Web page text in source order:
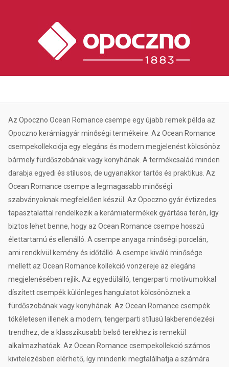
Az Opoczno Ocean Romance csempe egy újabb remek példa az
Opoczno kerámiagyár minőségi termékeire. Az Ocean Romance
csempekollekciója egy elegáns és modern megjelenést kölcsönöz
bármely fürdőszobának vagy konyhának. A termékcsalád minden
darabja egyedi és stílusos, de ugyanakkor tartós és praktikus. Az
Ocean Romance csempe a legmagasabb minőségi
szabványoknak megfelelően készül. Az Opoczno gyár évtizedes
tapasztalattal rendelkezik a kerámiatermékek gyártása terén, így
biztos lehet benne, hogy az Ocean Romance csempe hosszú
élettartamú és ellenálló. A csempe anyaga minőségi porcelán,
ami rendkívül kemény és időtálló. A csempe kiváló minősége
mellett az Ocean Romance kollekció vonzereje az elegáns
megjelenésében rejlik. Az egyedülálló, tengerparti motívumokkal
díszített csempék különleges hangulatot kölcsönöznek a
fürdőszobának vagy konyhának. Az Ocean Romance csempék
tökéletesen illenek a modern, tengerparti stílusú lakberendezési
trendhez, de a klasszikusabb belső terekhez is remekül
alkalmazhatóak. Az Ocean Romance csempekollekció számos
kivitelezésben elérhető, így mindenki megtalálhatja a számára